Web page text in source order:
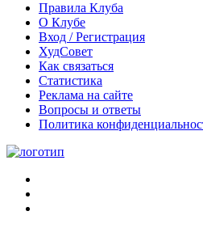
Правила Клуба
О Клубе
Вход / Регистрация
ХудСовет
Как связаться
Статистика
Реклама на сайте
Вопросы и ответы
Политика